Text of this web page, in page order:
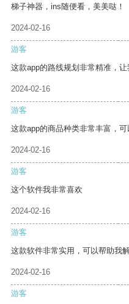
梯子神器，ins随便看，美美哒！
2024-02-16
游客
这款app的路线规划非常精准，让
2024-02-16
游客
这款app的商品种类非常丰富，可
2024-02-16
游客
这个软件我非常喜欢
2024-02-16
游客
这款软件非常实用，可以帮助我
2024-02-16
游客